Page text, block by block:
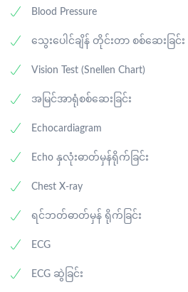
Blood Pressure
သွေးပေါင်ချိန် တိုင်းတာ စစ်ဆေးခြင်း
Vision Test (Snellen Chart)
အမြင်အာရုံစစ်ဆေးခြင်း
Echocardiagram
Echo နှလုံးဓာတ်မှန်ရိုက်ခြင်း
Chest X-ray
ရင်ဘတ်ဓာတ်မှန် ရိုက်ခြင်း
ECG
ECG ဆွဲခြင်း